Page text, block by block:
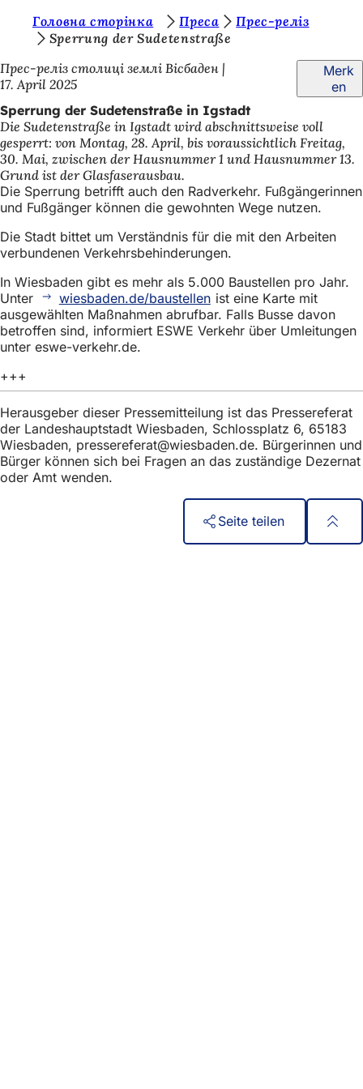
Inhalt anspringen
e
b
e
f
i
n
d
e
n
s
i
c
h
h
i
e
r
Головна сторінка Преса
Прес-реліз
Sperrung der Sudetenstraße
Прес-реліз столиці землі Вісбаден
17. April 2025
Merk
en
Sperrung der Sudetenstraße in Igstadt
Die Sudetenstraße in Igstadt wird abschnittsweise voll
gesperrt: von Montag, 28. April, bis voraussichtlich Freitag,
30. Mai, zwischen der Hausnummer 1 und Hausnummer 13.
Grund ist der Glasfaserausbau.
Die Sperrung betrifft auch den Radverkehr. Fußgängerinnen
und Fußgänger können die gewohnten Wege nutzen.
Die Stadt bittet um Verständnis für die mit den Arbeiten
verbundenen Verkehrsbehinderungen.
In Wiesbaden gibt es mehr als 5.000 Baustellen pro Jahr.
Unter
wiesbaden.de/baustellen ist eine Karte mit
ausgewählten Maßnahmen abrufbar. Falls Busse davon
betroffen sind, informiert ESWE Verkehr über Umleitungen
unter eswe-verkehr.de.
+++
Herausgeber dieser Pressemitteilung ist das Pressereferat
der Landeshauptstadt Wiesbaden, Schlossplatz 6, 65183
Wiesbaden, pressereferat wiesbaden de. Bürgerinnen und
Bürger können sich bei Fragen an das zuständige Dezernat
oder Amt wenden.
Seite teilen